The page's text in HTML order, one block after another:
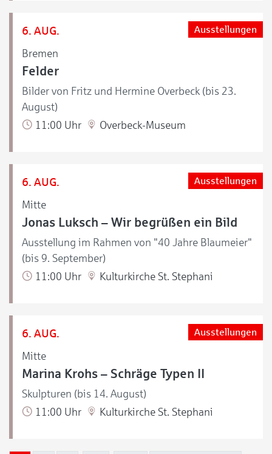
6. AUG.
Bremen
Ausstellungen
Felder
Bilder von Fritz und Hermine Overbeck (bis 23.
August)
11:00 Uhr
Overbeck-Museum
6. AUG.
Mitte
Ausstellungen
Jonas Luksch – Wir begrüßen ein Bild
Ausstellung im Rahmen von "40 Jahre Blaumeier"
(bis 9. September)
11:00 Uhr
Kulturkirche St. Stephani
6. AUG.
Mitte
Ausstellungen
Marina Krohs – Schräge Typen II
Skulpturen (bis 14. August)
11:00 Uhr
Kulturkirche St. Stephani